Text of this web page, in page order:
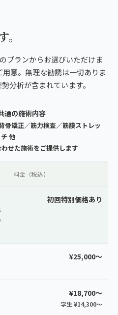
プランからお選びいただけま
意。無理な勧誘は一切ありま
分析が含まれています。
通の施術内容
骨矯正／筋力検査／筋膜ストレッ
チ 他
せた施術をご提供します
料金（税込）
初回特別価格あり
¥25,000〜
¥18,700〜
学生 ¥14,300〜